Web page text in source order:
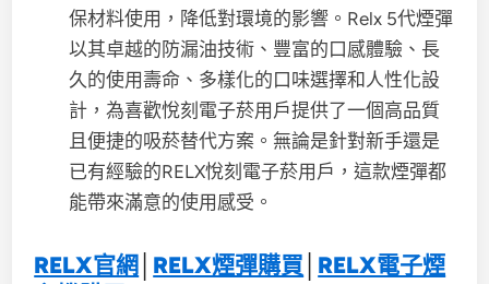
保材料使用，降低對環境的影響。Relx 5代煙彈
以其卓越的防漏油技術、豐富的口感體驗、長
久的使用壽命、多樣化的口味選擇和人性化設
計，為喜歡悅刻電子菸用戶提供了一個高品質
且便捷的吸菸替代方案。無論是針對新手還是
已有經驗的RELX悅刻電子菸用戶，這款煙彈都
能帶來滿意的使用感受。
RELX官網 RELX煙彈購買 RELX電子煙